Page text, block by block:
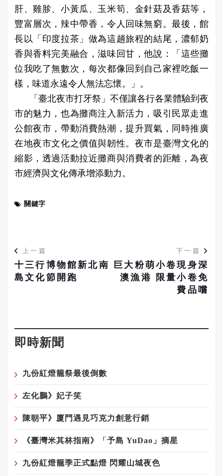
肝、雞胗、小黃瓜、玉米筍、金針菇及香菇等，
豐富層次，辣中帶香，令人回味無窮。最後，館
長以「印度拉茶」做為這趟旅程的結尾，濃郁奶
香與香料完美融合，滋味回甘，他說：「這些攤
位我吃了無數次，每次都像回到自己家裡吃飯一
樣，味道永遠令人無法忘懷。」。
「臺北夜市打牙祭」不僅讓各行各業體驗到夜
市的魅力，也為攤商注入新活力，吸引民眾走進
公館夜市，帶動消費熱潮，提升買氣，同時推廣
在地夜市文化之價值與韌性。夜市是臺灣文化的
縮影，透過活動拉近攤商與消費者的距離，為夜
市經濟與文化傳承增添動力。
關鍵字
上一篇
十三行博物館新北南
島文化節開跑
下一篇
巨大粉萌小卷現身深
澳漁港 限量小卷免
費品嚐
即時新聞
九份紅燈籠祭最後倒數
左化鵬》妃子笑
陳朝平》廈門遇見巧克力創意行銷
《臺灣米其林指南》「予島 YuDao」摘星
九份紅燈籠季正式點燈 閃耀山城夜色